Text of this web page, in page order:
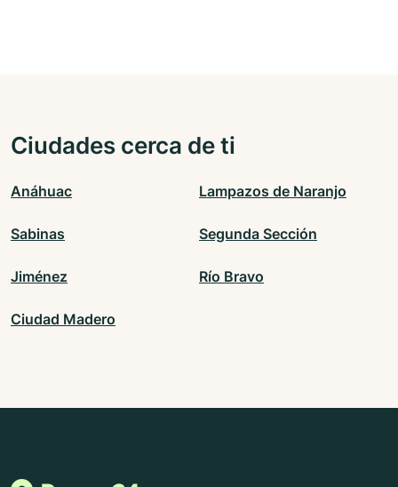
Ciudades cerca de ti
Anáhuac Lampazos de Naranjo
Sabinas Segunda Sección
Jiménez Río Bravo
Ciudad Madero